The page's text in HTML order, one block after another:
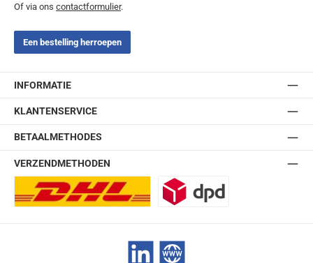
Of via ons contactformulier.
Een bestelling herroepen
INFORMATIE
KLANTENSERVICE
BETAALMETHODES
VERZENDMETHODEN
LinkedIn Website